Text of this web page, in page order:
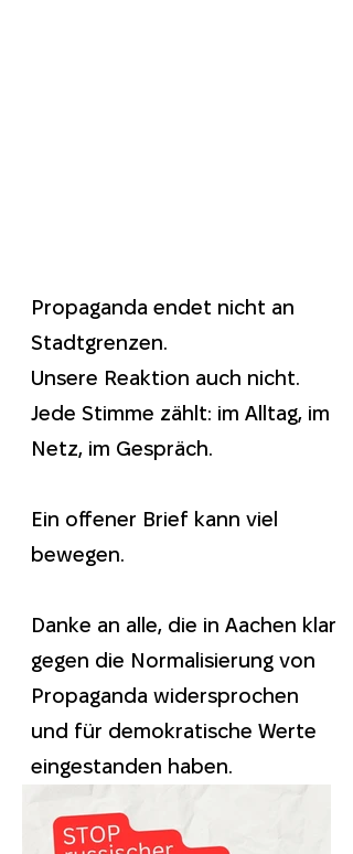
Propaganda endet nicht an
Stadtgrenzen.
Unsere Reaktion auch nicht.
Jede Stimme zählt: im Alltag, im
Netz, im Gespräch.
Ein offener Brief kann viel
bewegen.
Danke an alle, die in Aachen klar
gegen die Normalisierung von
Propaganda widersprochen
und für demokratische Werte
eingestanden haben.